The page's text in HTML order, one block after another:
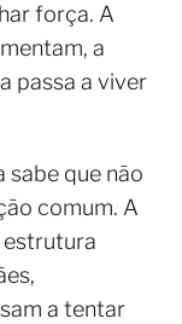
força. A
a
passa a viver
sabe que não
comum. A
estrutura
a tentar